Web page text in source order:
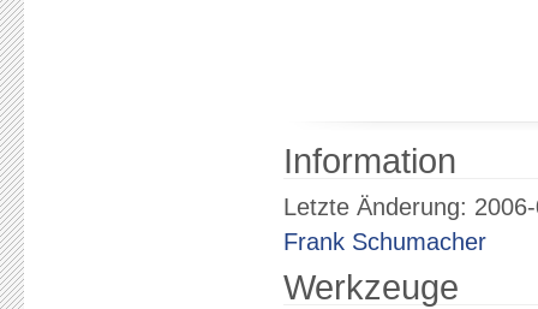
Information
Letzte Änderung:
Frank Schumacher
Werkzeuge